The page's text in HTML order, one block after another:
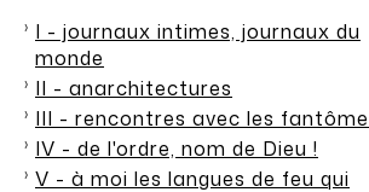
I - journaux intimes, journaux du
monde
II - anarchitectures
III - rencontres avec les
IV - de l'ordre, nom de Dieu !
V - à moi les langues de feu qui